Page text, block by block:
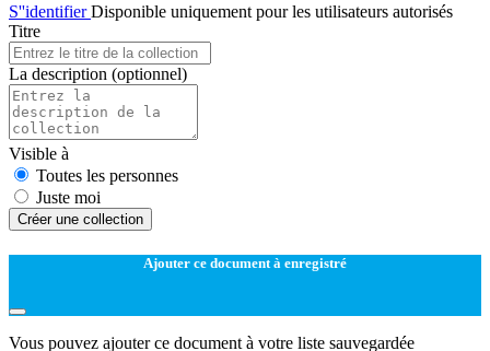
S''identifierDisponible uniquement pour les utilisateurs autorisés
Titre
La description (optionnel)
Visible à
Toutes les personnes
Juste moi
Créer une collection
Ajouter ce document à enregistré
Vous pouvez ajouter ce document à votre liste sauvegardée